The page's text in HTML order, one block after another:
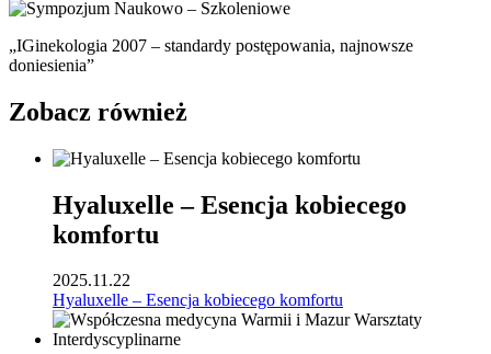
„IGinekologia 2007 – standardy postępowania, najnowsze
doniesienia”
Zobacz również
Hyaluxelle – Esencja kobiecego
komfortu
2025.11.22
Hyaluxelle – Esencja kobiecego komfortu